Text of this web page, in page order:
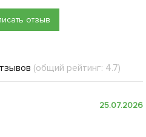
отзыв
(общий рейтинг: 4.7)
25.07.2026